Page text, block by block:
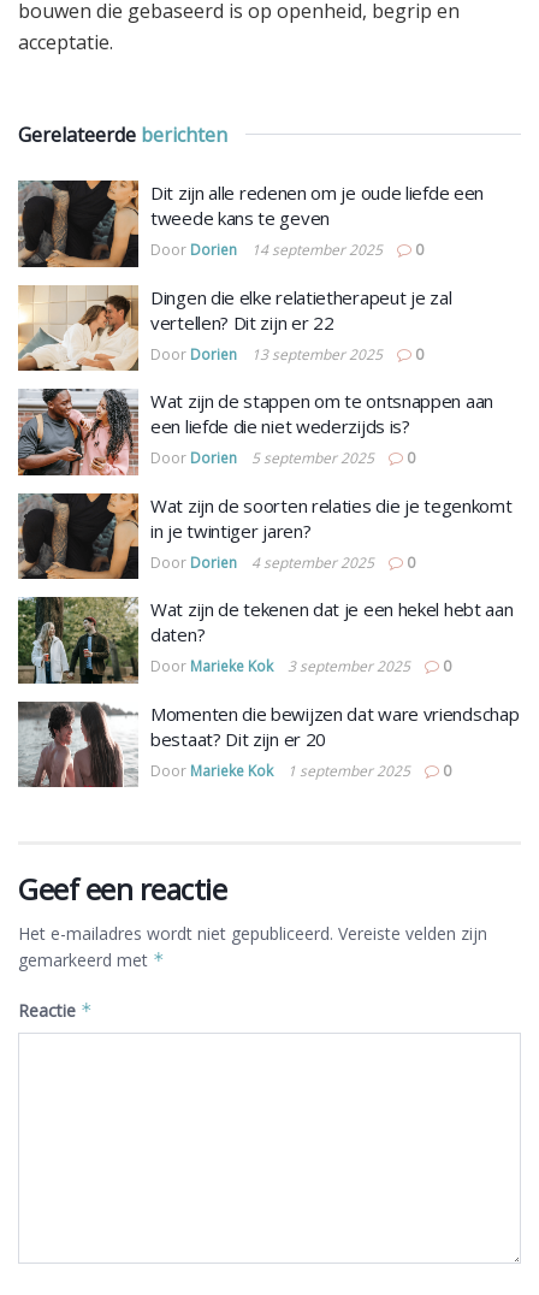
bouwen die gebaseerd is op openheid, begrip en
acceptatie.
Gerelateerde berichten
Dit zijn alle redenen om je oude liefde een
tweede kans te geven
Door Dorien 14 september 2025 0
Dingen die elke relatietherapeut je zal
vertellen? Dit zijn er 22
Door Dorien 13 september 2025 0
Wat zijn de stappen om te ontsnappen aan
een liefde die niet wederzijds is?
Door Dorien 5 september 2025 0
Wat zijn de soorten relaties die je tegenkomt
in je twintiger jaren?
Door Dorien 4 september 2025 0
Wat zijn de tekenen dat je een hekel hebt aan
daten?
Door Marieke Kok 3 september 2025 0
Momenten die bewijzen dat ware vriendschap
bestaat? Dit zijn er 20
Door Marieke Kok 1 september 2025 0
Geef een reactie
Het e-mailadres wordt niet gepubliceerd. Vereiste velden zijn
gemarkeerd met *
Reactie *